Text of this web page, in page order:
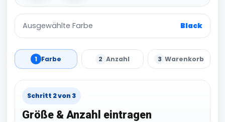
Ausgewählte Farbe Black
1 Farbe 2 Anzahl 3 Warenkorb
Schritt 2 von 3
Größe & Anzahl eintragen